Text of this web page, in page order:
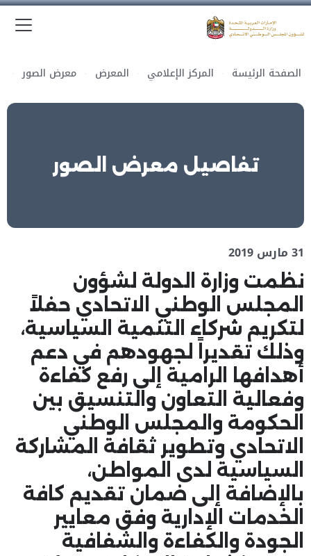
الصفحة الرئيسة المركز الإعلامي المعرض معرض الصور
تفاصيل معرض الصور
31 مارس 2019
نظمت وزارة الدولة لشؤون
المجلس الوطني الاتحادي حفلاً
لتكريم شركاء التنمية السياسية،
وذلك تقديراً لجهودهم في دعم
أهدافها الرامية إلى رفع كفاءة
وفعالية التعاون والتنسيق بين
الحكومة والمجلس الوطني
الاتحادي وتطوير ثقافة المشاركة
السياسية لدى المواطن،
بالإضافة إلى ضمان تقديم كافة
الخدمات الإدارية وفق معايير
الجودة والكفاءة والشفافية